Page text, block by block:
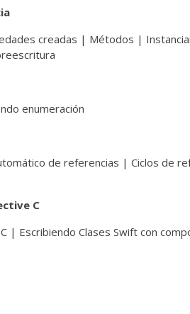
creadas | Métodos |
enumeración
de referencias | Ciclos de
C
| Escribiendo Clases Swift con